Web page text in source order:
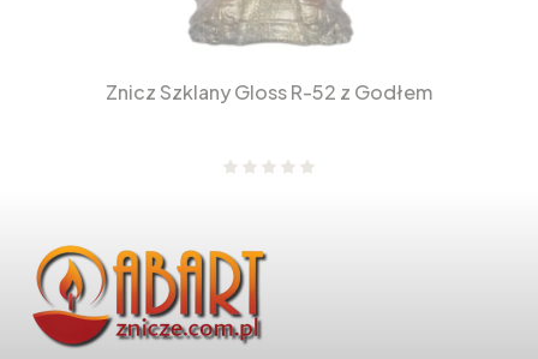
Znicz Szklany Gloss R-52 z Godłem